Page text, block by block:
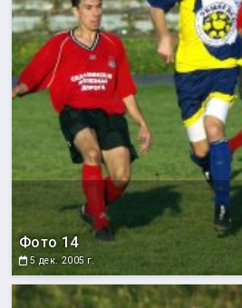
Фото 14
5 дек. 2005 г.